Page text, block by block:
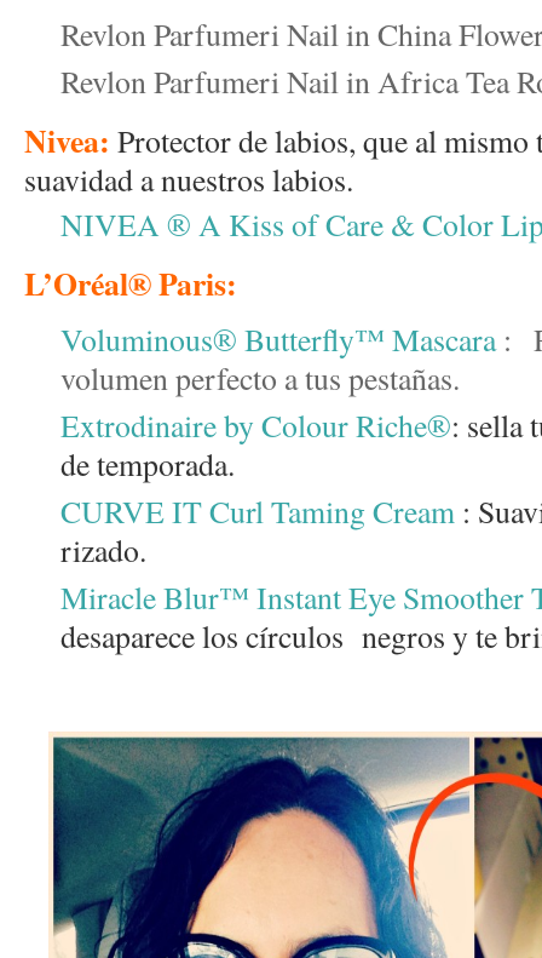
Revlon Parfumeri Nail in China
Revlon Parfumeri Nail in Africa Tea
Nivea: Protector de labios, que al
suavidad a nuestros labios.
NIVEA ® A Kiss of Care & Color
L’Oréal® Paris:
Voluminous® Butterfly™ Mascara:
volumen perfecto a tus pestañas.
Extrodinaire by Colour Riche®: sella
de temporada.
CURVE IT Curl Taming Cream :
rizado.
Miracle Blur™ Instant Eye Smoother
desaparece los círculos negros y te